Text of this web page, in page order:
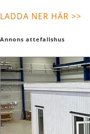
LADDA NER HÄR >>
Annons attefallshus